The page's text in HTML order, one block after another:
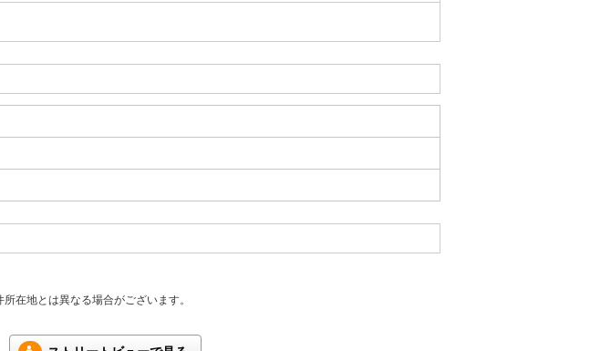
在地とは異なる場合がございます。